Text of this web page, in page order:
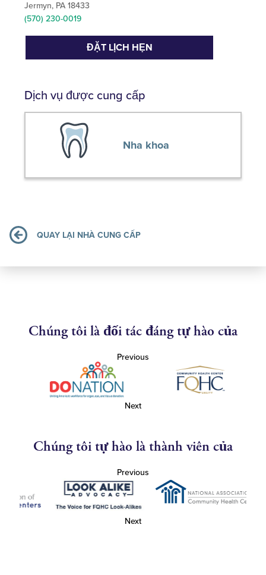
Jermyn, PA 18433
(570) 230-0019
ĐẶT LỊCH HẸN
Dịch vụ được cung cấp
Nha khoa
QUAY LẠI NHÀ CUNG CẤP
Chúng tôi là đối tác đáng tự hào của
Previous
Next
Chúng tôi tự hào là thành viên của
Previous
Next